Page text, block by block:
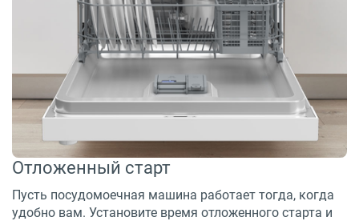
Отложенный старт
Пусть посудомоечная машина работает тогда, когда
удобно вам. Установите время отложенного старта и